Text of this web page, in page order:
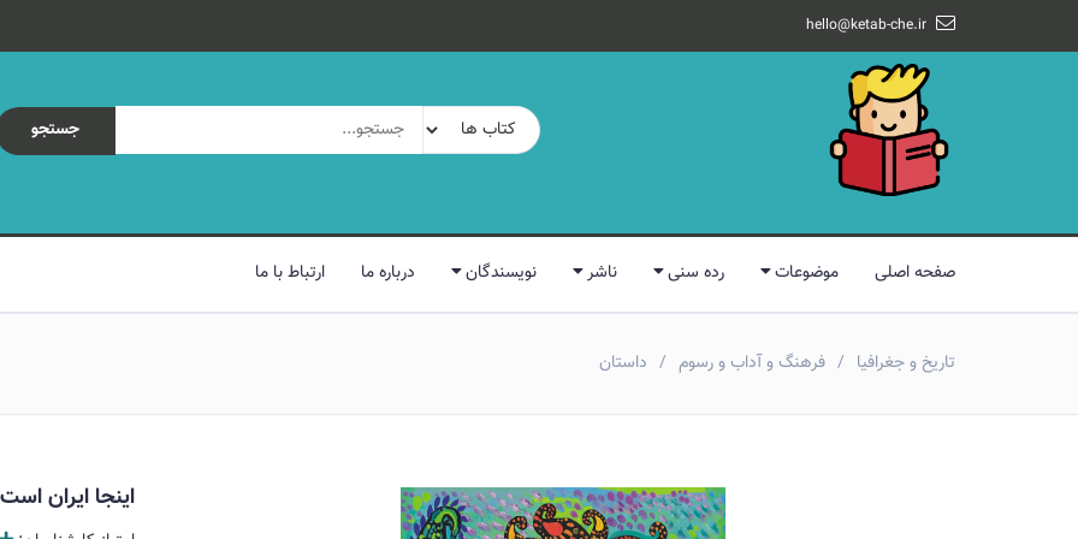
hello@ketab-che.ir
جستجو
صفحه اصلی موضوعات رده سنی ناشر نویسندگان درباره ما ارتباط با ما
تاریخ و جغرافیا فرهنگ و آداب و رسوم داستان
اینجا ایران است